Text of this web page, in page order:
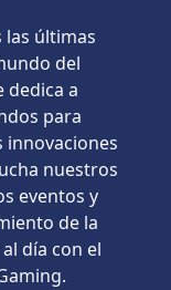
las últimas
del
dedica a
para
nuestros
eventos y
de la
día con el